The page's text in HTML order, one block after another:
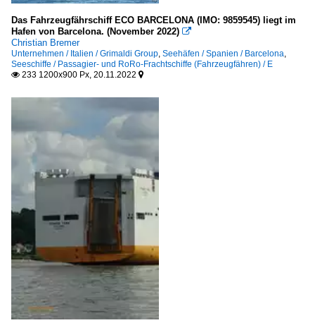
Das Fahrzeugfährschiff ECO BARCELONA (IMO: 9859545) liegt im
Hafen von Barcelona. (November 2022) 
Christian Bremer
Unternehmen / Italien / Grimaldi Group, Seehäfen / Spanien / Barcelona,
Seeschiffe / Passagier- und RoRo-Frachtschiffe (Fahrzeugfähren) / E
 233 1200x900 Px, 20.11.2022 